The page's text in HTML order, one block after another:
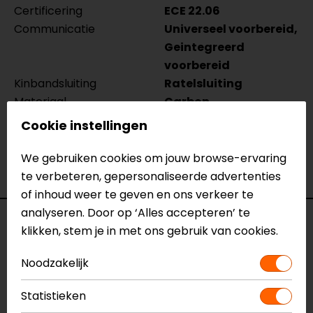
Certificering
ECE 22.06
Communicatie
Universeel voorbereid,
Geintegreerd
voorbereid
Kinbandsluiting
Ratelsluiting
Materiaal
Carbon
Pinlock
Geïntegreerd
zonnevizier
Ja
Reviews (24)
Cookie instellingen
We gebruiken cookies om jouw browse-ervaring
te verbeteren, gepersonaliseerde advertenties
of inhoud weer te geven en ons verkeer te
analyseren. Door op ‘Alles accepteren’ te
klikken, stem je in met ons gebruik van cookies.
Noodzakelijk
Statistieken